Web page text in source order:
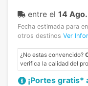
entre el 14 Ago.
Fecha estimada para
otros destinos Ver
¿No estas convencido?
verifica la calidad del
¡Portes gratis*